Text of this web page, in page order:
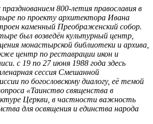
празднованием 800-летия православия в
по проекту архитектора Ивана
каменный Преображенский собор.
был возведён культурный центр,
монастырской библиотеки и архива,
центр по реставрации икон и
с 19 по 27 июня 1988 года здесь
сессия Смешанной
по богословскому диалогу, её темой
«Таинство священства в
Церкви, в частности важность
для освящения и единства народа